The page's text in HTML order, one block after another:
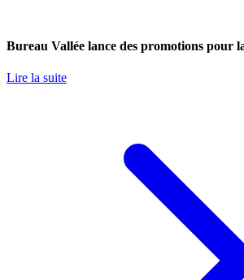
Bureau Vallée lance des promotions pour
Lire la suite